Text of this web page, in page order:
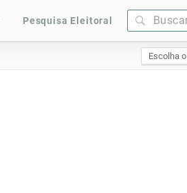
Pesquisa Eleitoral